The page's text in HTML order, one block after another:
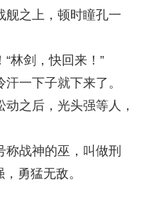
之上，顿时瞳孔一
林剑，快回来！”
一下子就下来了。
之后，光头强等人，
战神的巫，叫做刑
勇猛无敌。